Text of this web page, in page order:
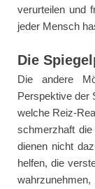
verurteilen und
jeder Mensch
Die
Die andere
Perspektive der
welche Reiz-
schmerzhaft
dienen nicht
helfen, die